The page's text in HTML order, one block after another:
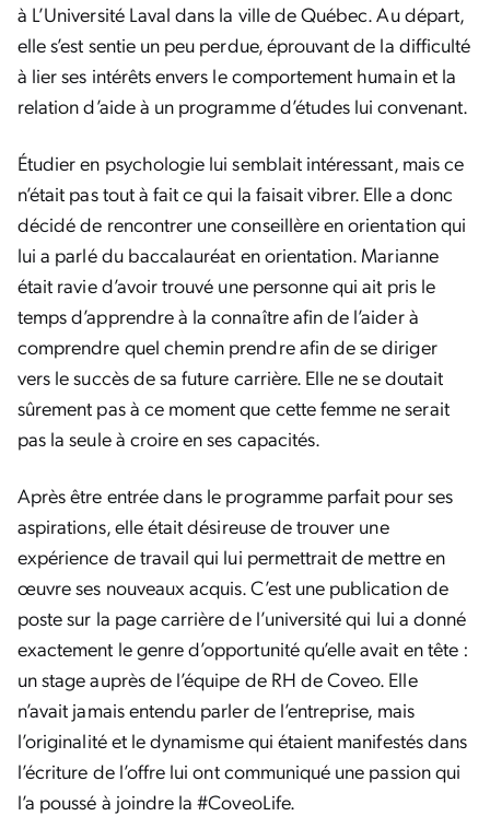
à L’Université Laval dans la ville de Québec. Au départ,
elle s’est sentie un peu perdue, éprouvant de la difficulté
à lier ses intérêts envers le comportement humain et la
relation d’aide à un programme d’études lui convenant.
Étudier en psychologie lui semblait intéressant, mais ce
n’était pas tout à fait ce qui la faisait vibrer. Elle a donc
décidé de rencontrer une conseillère en orientation qui
lui a parlé du baccalauréat en orientation. Marianne
était ravie d’avoir trouvé une personne qui ait pris le
temps d’apprendre à la connaître afin de l’aider à
comprendre quel chemin prendre afin de se diriger
vers le succès de sa future carrière. Elle ne se doutait
sûrement pas à ce moment que cette femme ne serait
pas la seule à croire en ses capacités.
Après être entrée dans le programme parfait pour ses
aspirations, elle était désireuse de trouver une
expérience de travail qui lui permettrait de mettre en
œuvre ses nouveaux acquis. C’est une publication de
poste sur la page carrière de l’université qui lui a donné
exactement le genre d’opportunité qu’elle avait en tête :
un stage auprès de l’équipe de RH de Coveo. Elle
n’avait jamais entendu parler de l’entreprise, mais
l’originalité et le dynamisme qui étaient manifestés dans
l’écriture de l’offre lui ont communiqué une passion qui
l’a poussé à joindre la #CoveoLife.